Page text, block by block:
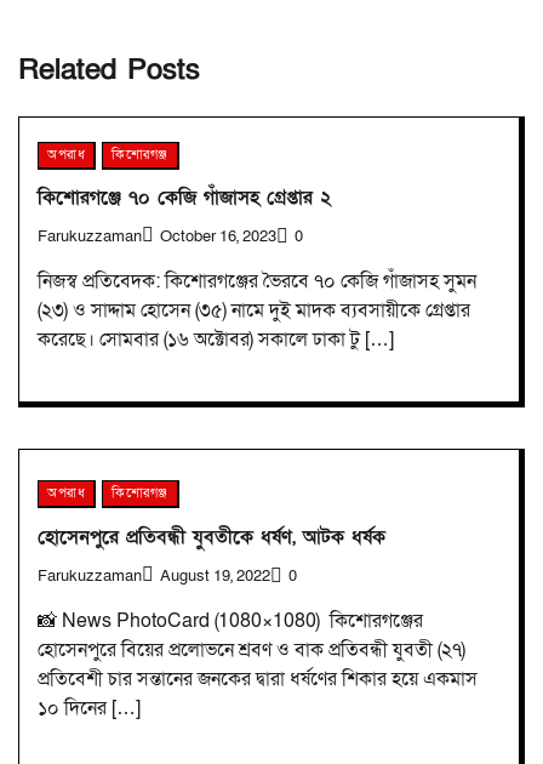
Related Posts
অপরাধ কিশোরগঞ্জ
কিশোরগঞ্জে ৭০ কেজি গাঁজাসহ গ্রেপ্তার ২
Farukuzzaman October 16, 2023 0
নিজস্ব প্রতিবেদক: কিশোরগঞ্জের ভৈরবে ৭০ কেজি গাঁজাসহ সুমন
(২৩) ও সাদ্দাম হোসেন (৩৫) নামে দুই মাদক ব্যবসায়ীকে গ্রেপ্তার
করেছে। সোমবার (১৬ অক্টোবর) সকালে ঢাকা টু […]
অপরাধ কিশোরগঞ্জ
হোসেনপুরে প্রতিবন্ধী যুবতীকে ধর্ষণ, আটক ধর্ষক
Farukuzzaman August 19, 2022 0
📸 News PhotoCard (1080×1080) কিশোরগঞ্জের
হোসেনপুরে বিয়ের প্রলোভনে শ্রবণ ও বাক প্রতিবন্ধী যুবতী (২৭)
প্রতিবেশী চার সন্তানের জনকের দ্বারা ধর্ষণের শিকার হয়ে একমাস
১০ দিনের […]